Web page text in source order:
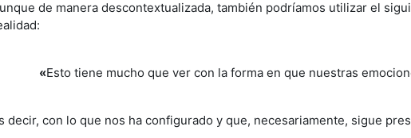
de manera descontextualizada, también podríamos utilizar el
«Esto tiene mucho que ver con la forma en que nuestras
decir, con lo que nos ha configurado y que, necesariamente, sigue